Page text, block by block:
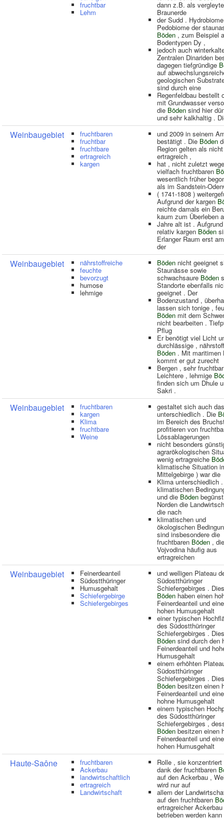
fruchtbar
Lehm
dann z.B. als vergleyte
Braunerde
der Sudd .
Pedobiome der
Böden , zum Beispiel
Bodentypen Dy ,
jedoch auch
Zentralen Dinariden
dagegen tiefgründige
auf
geologischen
sind durch eine
Regenfeldbau bestellt
mit Grundwasser
die Böden sind hier
und sehr kalkhaltig .
Weinbaugebiet fruchtbaren
fruchtbar
fruchtbare
ertragreich
kargen
und 2009 in seinem
bestätigt . Die Böden
Region gelten als
ertragreich ,
hat , nicht zuletzt
vielfach fruchtbaren
wesentlich früher
als im Sandstein-
( 1741-1808 )
Aufgrund der kargen
reichte damals ein
kaum zum Überleben
Jahre alt ist .
relativ kargen Böden
Erlanger Raum erst
der
Weinbaugebiet nährstoffreiche
feuchte
bevorzugt
humose
lehmige
Böden nicht geeignet
Staunässe sowie
schwachsaure Böden
Standorte ebenfalls
geeignet . Der
Bodenzustand ,
lassen sich tonige ,
Böden mit dem
nicht bearbeiten .
Pflug
Er benötigt viel Licht
durchlässige ,
Böden . Mit maritimen
kommt er gut zurecht
Bergen , sehr
Leichtere , lehmige
finden sich um Dhule
Sakri .
Weinbaugebiet fruchtbaren
kargen
Klima
fruchtbare
Weine
gestaltet sich auch
unterschiedlich . Die
im Bereich des
profitieren von
Lössablagerungen
nicht besonders
agrarökologischen
wenig ertragreiche
klimatische Situation
Mittelgebirge ) war die
Klima unterschiedlich
klimatischen
und die Böden
Norden die
die nach
klimatischen und
ökologischen
sind insbesondere die
fruchtbaren Böden ,
Vojvodina häufig aus
ertragreichen
Weinbaugebiet Feinerdeanteil
Südostthüringer
Humusgehalt
Schiefergebirge
Schiefergebirges
und welligen Plateau
Südostthüringer
Schiefergebirges .
Böden haben einen
Feinerdeanteil und
hohen Humusgehalt
einer typischen
des Südostthüringer
Schiefergebirges .
Böden sind durch den
Feinerdeanteil und
Humusgehalt
einem erhöhten
Südostthüringer
Schiefergebirges .
Böden besitzen einen
Feinerdeanteil und
hohne Humusgehalt
einem typischen
des Südostthüringer
Schiefergebirges ,
Böden besitzen einen
Feinerdeanteil und
hohen Humusgehalt
Haute-Saône fruchtbaren
Ackerbau
landwirtschaftlich
ertragreich
Landwirtschaft
Rolle , sie
dank der fruchtbaren
auf den Ackerbau ,
wird nur auf
allem der
auf den fruchtbaren
ertragreicher Ackerbau
betrieben werden